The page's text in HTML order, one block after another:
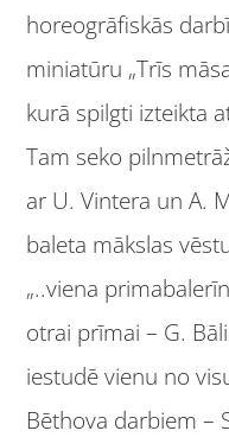
horeogrāfiskās
miniatūru „Trīs
kurā spilgti izteikta
Tam seko
ar U. Vintera un A.
baleta mākslas
„..viena
otrai prīmai – G.
iestudē vienu no
Bēthova darbiem –